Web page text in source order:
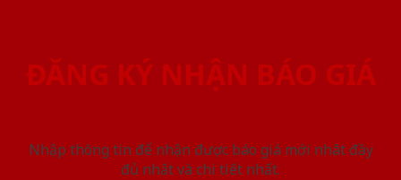
ĐĂNG KÝ NHẬN BÁO GIÁ
Nhập thông tin để nhận được báo giá mới nhât đầy
đủ nhất và chi tiết nhất.